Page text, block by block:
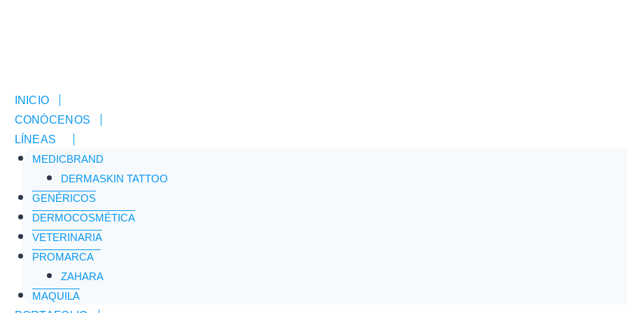
INICIO
CONÓCENOS
LÍNEAS
MEDICBRAND
DERMASKIN TATTOO
GENÉRICOS
DERMOCOSMÉTICA
VETERINARIA
PROMARCA
ZAHARA
MAQUILA
Inicio /Tienda/ IBUDOL CAF
Venta Libre